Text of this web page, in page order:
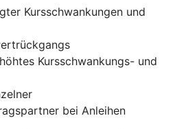
Kursschwankungen und
Kursschwankungs- und
bei Anleihen